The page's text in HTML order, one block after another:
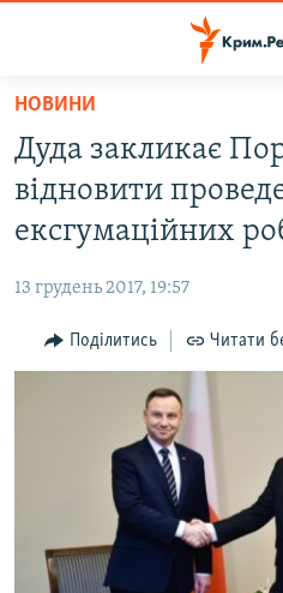
Перейти
основного
матеріалу
до
основної
навігації
Перейти
до
ВОДА.КРИМ
ВІДЕО ТА ФОТО
БЛОГИ
ПОГЛЯД
СПЕЦПРОЕКТИ
ДЕПОРТАЦІЯ
ВІДЕОУРОКИ «ELIFBE»
ЯК ОБІЙТИ БЛОКУВАННЯ
Русский
НОВИНИ
Дуда закликає
відновити
ексгумаційних
13 грудень 2017, 19:57
Поділитись Читати